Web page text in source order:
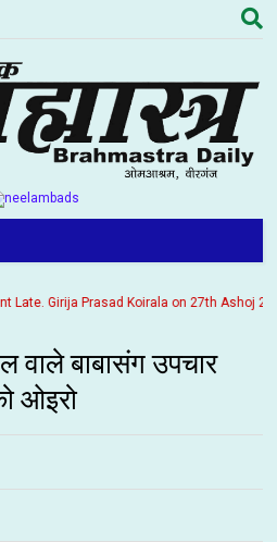
Girija Prasad Koirala on 27th Ashoj
वाले बाबासंग उपचार
ओइरो